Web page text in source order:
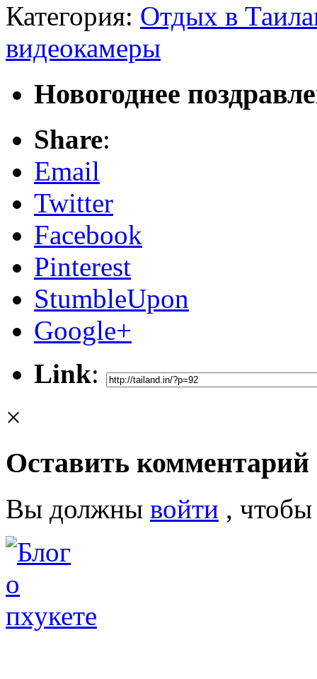
Категория: Отдых в
видеокамеры
Новогоднее
Share:
Email
Twitter
Facebook
Pinterest
StumbleUpon
Google+
Link:
×
Оставить комментарий
Вы должны войти ,